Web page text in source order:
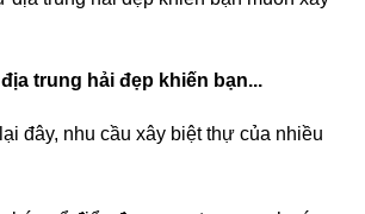
trung hải đẹp khiến bạn...
đây, nhu cầu xây biệt thự của nhiều